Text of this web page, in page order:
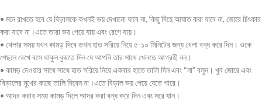
• মনে রাখতে হবে যে বিড়ালকে কখনই ভয় দেখানো যাবে না, কিছু দিয়ে আঘাত করা যাবে না, জোরে চিৎকার
করা যাবে না।এতে তারা ভয় পেয়ে যায় এবং রেগে যায়।
• খেলার সময় যখন কামড় দিবে তখন হাত সরিয়ে নিয়ে ৫-১০ মিনিটের জন্য খেলা বন্ধ করে দিন। ওকে
পেছনে রেখে বসে থাকুন বুঝতে দিন যে আপনি তার সাথে খেলতে আগ্রহী নন।
• কামড় দেওয়ার সাথে সাথে হাত সরিয়ে নিয়ে একবার হাতে তালি দিন এবং “না” বলুন। খুব জোরে এবং
বিড়ালের মুখের কাছে তালি দিবেন না।এতে বিড়াল ভয় পেয়ে যেতে পারে।
• আদর করার সময় কামড় দিলে আদর করা বন্ধ করে দিন এবং সরে যান।